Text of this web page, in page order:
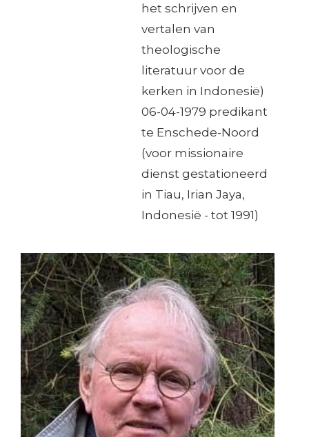
het schrijven en
vertalen van
theologische
literatuur voor de
kerken in Indonesië)
06-04-1979 predikant
te Enschede-Noord
(voor missionaire
dienst gestationeerd
in Tiau, Irian Jaya,
Indonesië - tot 1991)